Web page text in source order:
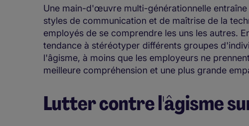
Une main-d'œuvre multi-générationnelle
styles de communication et de maîtrise de la
employés de se comprendre les uns les autres.
tendance à stéréotyper différents groupes
l'âgisme, à moins que les employeurs ne
meilleure compréhension et une plus grande
Lutter contre l'âgisme